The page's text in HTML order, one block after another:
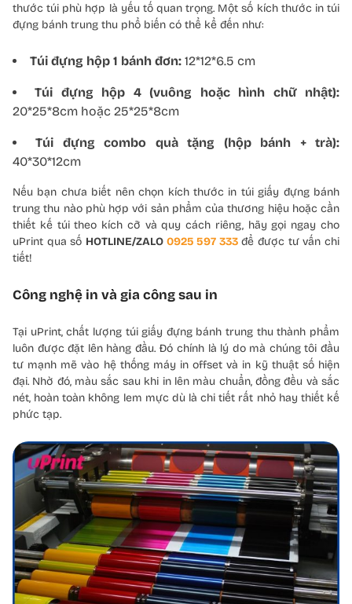
thước túi phù hợp là yếu tố quan trọng. Một số kích thước in túi
đựng bánh trung thu phổ biến có thể kể đến như:
Túi đựng hộp 1 bánh đơn: 12*12*6.5 cm
Túi đựng hộp 4 (vuông hoặc hình chữ nhật):
20*25*8cm hoặc 25*25*8cm
Túi đựng combo quà tặng (hộp bánh + trà):
40*30*12cm
Nếu bạn chưa biết nên chọn kích thước in túi giấy đựng bánh
trung thu nào phù hợp với sản phẩm của thương hiệu hoặc cần
thiết kế túi theo kích cỡ và quy cách riêng, hãy gọi ngay cho
uPrint qua số HOTLINE/ZALO 0925 597 333để được tư vấn chi
tiết!
Công nghệ in và gia công sau in
Tại uPrint, chất lượng túi giấy đựng bánh trung thu thành phẩm
luôn được đặt lên hàng đầu. Đó chính là lý do mà chúng tôi đầu
tư mạnh mẽ vào hệ thống máy in offset và in kỹ thuật số hiện
đại. Nhờ đó, màu sắc sau khi in lên màu chuẩn, đồng đều và sắc
nét, hoàn toàn không lem mực dù là chi tiết rất nhỏ hay thiết kế
phức tạp.